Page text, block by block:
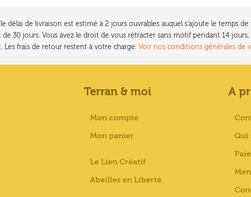
délai de livraison est estimé à 2 jours ouvrables auquel s'ajoute le temps
30 jours. Vous avez le droit de vous rétracter sans motif pendant 14
frais de retour restent à votre charge. Voir nos conditions générales de
Terran & moi
Mon compte
Mon panier
Le Lien Créatif
Abeilles en Liberté
A
Qui